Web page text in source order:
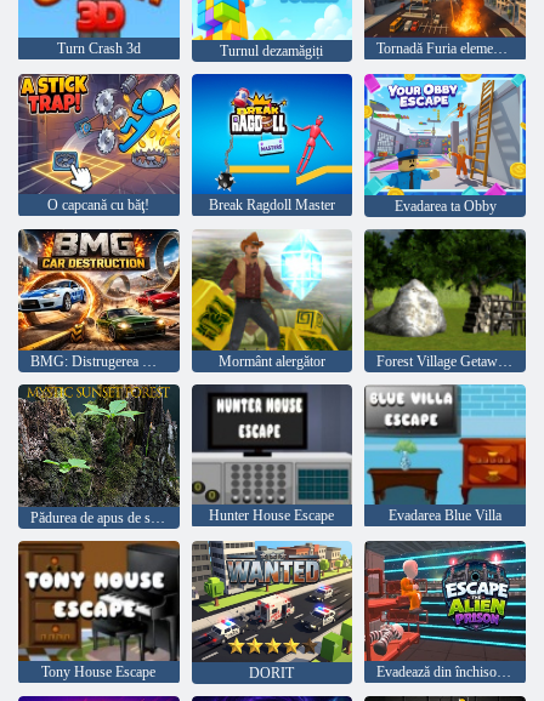
Turn Crash 3d Turnul dezamăgiți Tornadă Furia elementelor
O capcană cu băţ! Break Ragdoll Master Evadarea ta Obby
BMG: Distrugerea mașinii Mormânt alergător Forest Village Getaway Episodul 2
Hunter House Escape Evadarea Blue Villa
Tony House Escape DORIT Evadează din închisoarea extraterestră